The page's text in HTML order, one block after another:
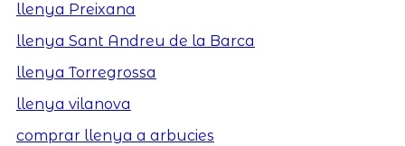
llenya Preixana
llenya Sant Andreu de la Barca
llenya Torregrossa
llenya vilanova
comprar llenya a arbucies